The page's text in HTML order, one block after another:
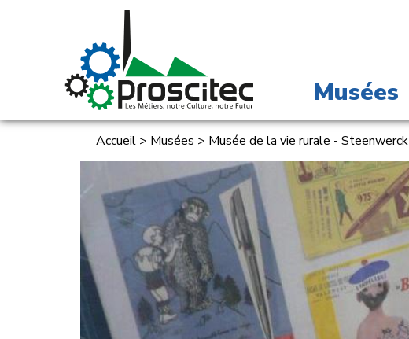
Musées
Accueil > Musées > Musée de la vie rurale - Steenwerck